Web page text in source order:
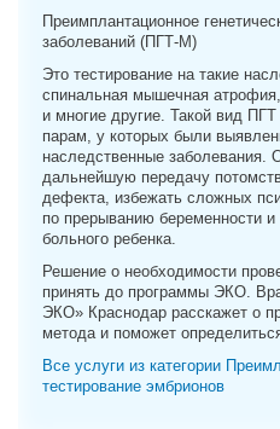
Преимплантационное
заболеваний (ПГТ-М)
Это тестирование на такие
спинальная мышечная
и многие другие. Такой вид
парам, у которых были
наследственные заболевания.
дальнейшую передачу
дефекта, избежать сложных
по прерыванию беременности
больного ребенка.
Решение о необходимости
принять до программы ЭКО.
ЭКО» Краснодар расскажет о
метода и поможет
Все услуги из категории
тестирование эмбрионов